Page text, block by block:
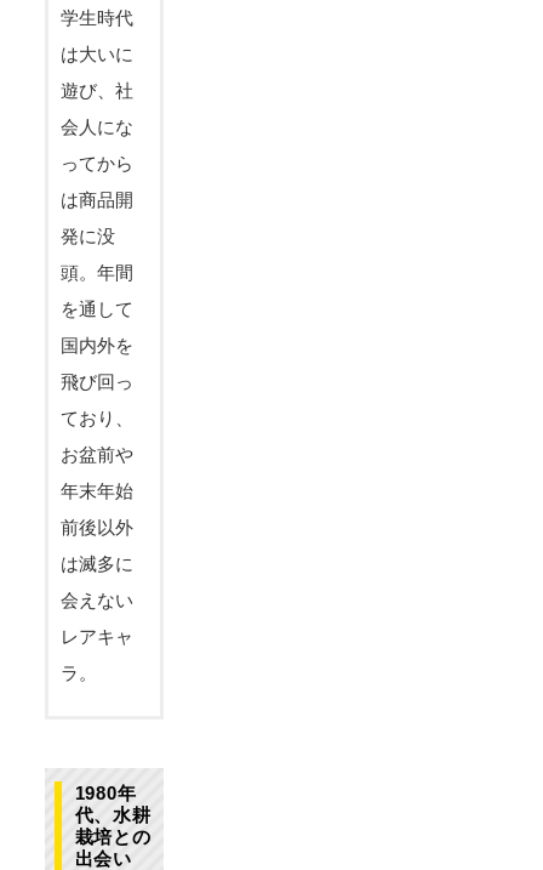
学生時代
は大いに
遊び、社
会人にな
ってから
は商品開
発に没
頭。年間
を通して
国内外を
飛び回っ
ており、
お盆前や
年末年始
前後以外
は滅多に
会えない
レアキャ
ラ。
1980年
代、水耕
栽培との
出会い